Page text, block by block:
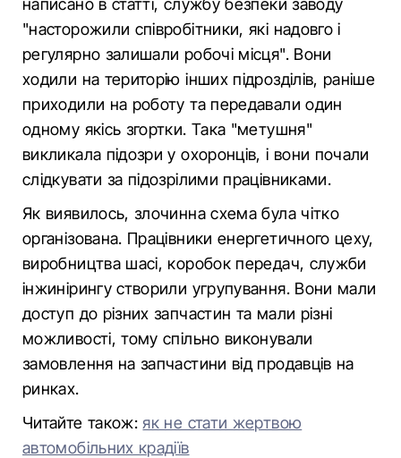
написано в статті, службу безпеки заводу
"насторожили співробітники, які надовго і
регулярно залишали робочі місця". Вони
ходили на територію інших підрозділів, раніше
приходили на роботу та передавали один
одному якісь згортки. Така "метушня"
викликала підозри у охоронців, і вони почали
слідкувати за підозрілими працівниками.
Як виявилось, злочинна схема була чітко
організована. Працівники енергетичного цеху,
виробництва шасі, коробок передач, служби
інжинірингу створили угрупування. Вони мали
доступ до різних запчастин та мали різні
можливості, тому спільно виконували
замовлення на запчастини від продавців на
ринках.
Читайте також: як не стати жертвою
автомобільних крадіїв